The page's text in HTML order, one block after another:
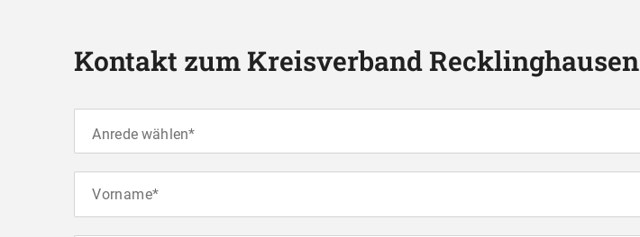
Kontakt zum Kreisverband Recklinghausen
Anrede wählen*
Vorname*